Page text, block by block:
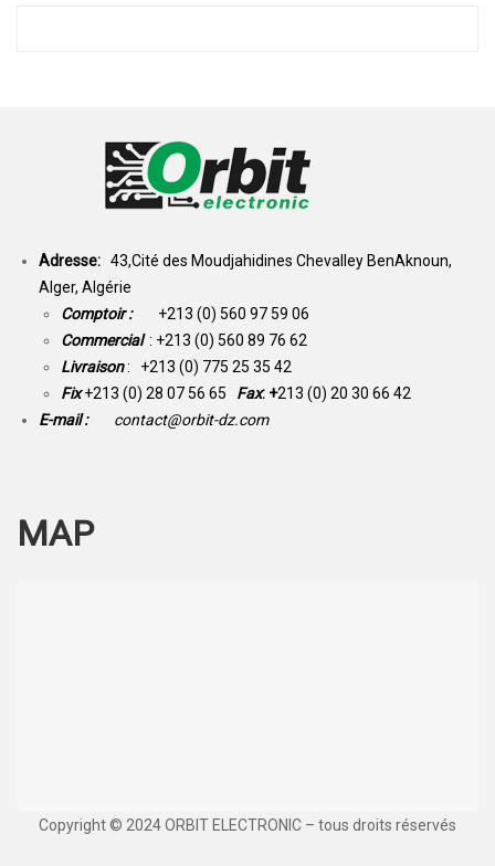
Adresse: 43,Cité des Moudjahidines Chevalley BenAknoun,
Alger, Algérie
Comptoir : +213 (0) 560 97 59 06
Commercial : +213 (0) 560 89 76 62
Livraison: +213 (0) 775 25 35 42
Fix +213 (0) 28 07 56 65 Fax: +213 (0) 20 30 66 42
E-mail :
contact@orbit-dz.com
MAP
Copyright © 2024 ORBIT ELECTRONIC – tous droits réservés